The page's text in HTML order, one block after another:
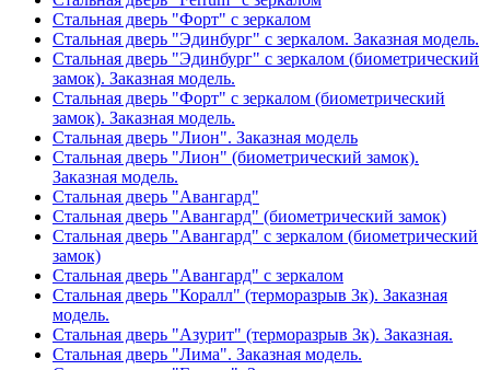
Стальная дверь "Форт" с зеркалом
Стальная дверь "Эдинбург" с зеркалом. Заказная модель.
Стальная дверь "Эдинбург" с зеркалом (биометрический
замок). Заказная модель.
Стальная дверь "Форт" с зеркалом (биометрический
замок). Заказная модель.
Стальная дверь "Лион". Заказная модель
Стальная дверь "Лион" (биометрический замок).
Заказная модель.
Стальная дверь "Авангард"
Стальная дверь "Авангард" (биометрический замок)
Стальная дверь "Авангард" с зеркалом (биометрический
замок)
Стальная дверь "Авангард" с зеркалом
Стальная дверь "Коралл" (терморазрыв 3к). Заказная
модель.
Стальная дверь "Азурит" (терморазрыв 3к). Заказная.
Стальная дверь "Лима". Заказная модель.